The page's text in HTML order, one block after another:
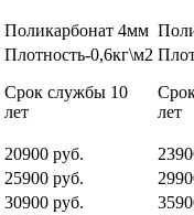
Поликарбонат 4мм
Плотность-0,6кг\м2
Срок службы 10
лет
лет
20900 руб.
25900 руб.
30900 руб.